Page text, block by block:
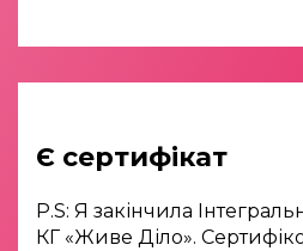
Є сертифікат
P.S: Я закінчила
КГ «Живе Діло».